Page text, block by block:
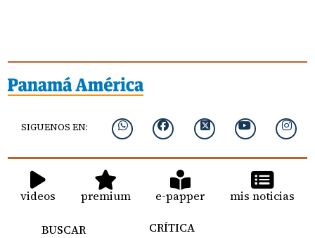
SIGUENOS EN:
videos premium e-papper mis noticias
BUSCAR
CRÍTICA